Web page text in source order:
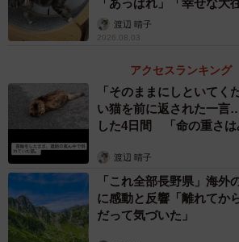
「あっぱれ」「幸せな大
渡辺 晴子
2026.08.03
アクセスランキング
「そのままにしといてく
い猫を前に返された一
した4日間 「命の重さは
渡辺 晴子
「これ全部長野県」海外
に感動と反響「離れてか
だって気づいた」